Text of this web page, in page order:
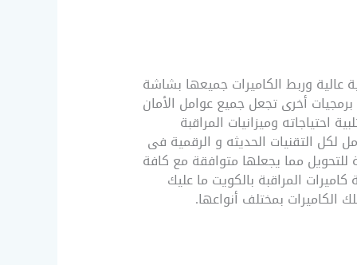
عالية وربط الكاميرات جميعها بشاشة
أخرى تجعل جميع عوامل الأمان
احتياجاته وميزانيات المراقبة
لكل التقنيات الحديثه و الرقمية فى
تقنيات قابلة للتحويل مما يجعلها متوافقة مع كافة
المراقبة بالكويت ما عليك
الكاميرات بمختلف أنواعها.